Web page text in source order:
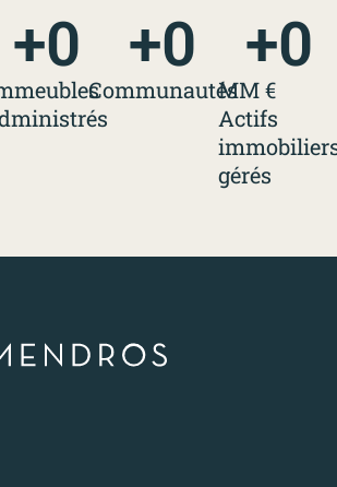
+0
Communautés
+0
MM €
Actifs
gérés
+0